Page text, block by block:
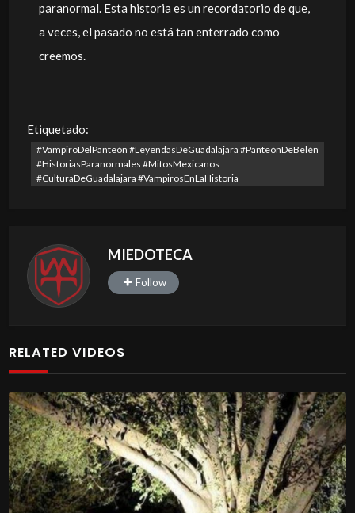
paranormal. Esta historia es un recordatorio de que,
a veces, el pasado no está tan enterrado como
creemos.
Etiquetado:
#VampiroDelPanteón #LeyendasDeGuadalajara #PanteónDeBelén
#HistoriasParanormales #MitosMexicanos
#CulturaDeGuadalajara #VampirosEnLaHistoria
MIEDOTECA
Follow
RELATED VIDEOS